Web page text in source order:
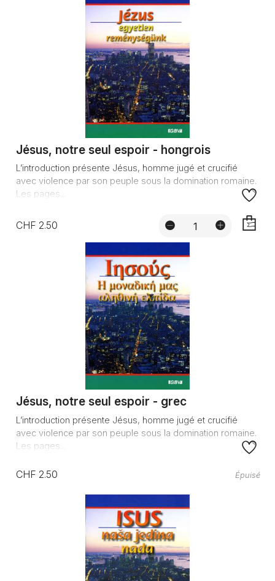
Jésus, notre seul espoir - hongrois
L’introduction présente Jésus, homme jugé et crucifié
avec violence par son peuple sous la domination romaine.
Les pages...
CHF 2.50
Jésus, notre seul espoir - grec
L’introduction présente Jésus, homme jugé et crucifié
avec violence par son peuple sous la domination romaine.
Les pages...
CHF 2.50 Épuisé